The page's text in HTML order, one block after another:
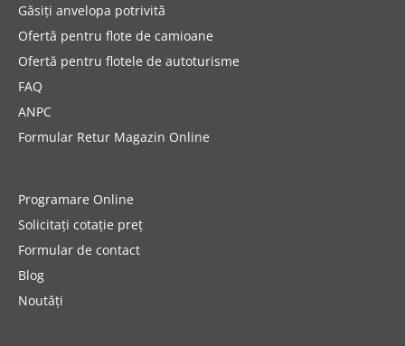
Găsiți anvelopa potrivită
Ofertă pentru flote de camioane
Ofertă pentru flotele de autoturisme
FAQ
ANPC
Formular Retur Magazin Online
Programare Online
Solicitați cotație preț
Formular de contact
Blog
Noutăți